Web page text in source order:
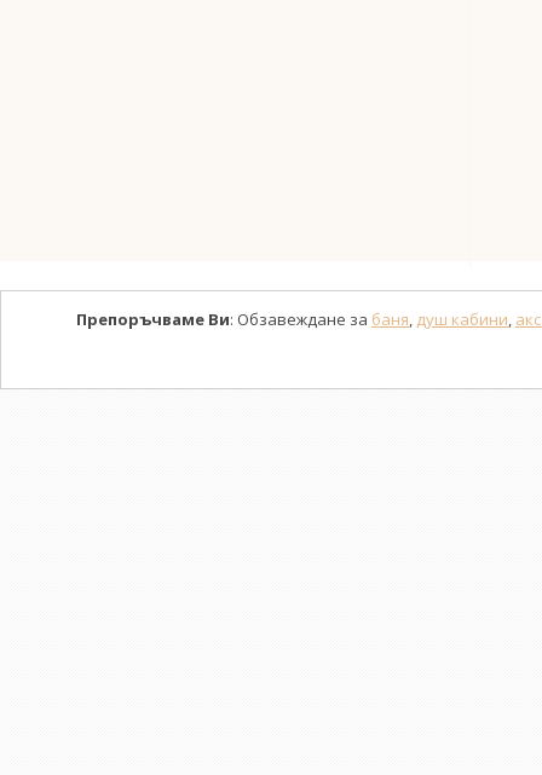
Препоръчваме Ви: Обзавеждане за баня, душ кабини,